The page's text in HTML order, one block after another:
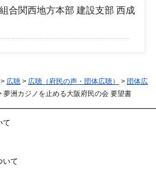
合関西地方本部 建設支部 西成
> 広聴 > 広聴（府民の声・団体広聴） > 団体広
夢洲カジノを止める大阪府民の会 要望書
て
いて